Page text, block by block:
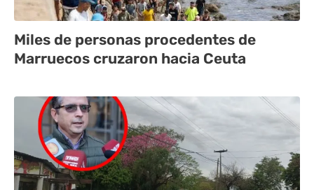
Miles de personas procedentes de
Marruecos cruzaron hacia Ceuta